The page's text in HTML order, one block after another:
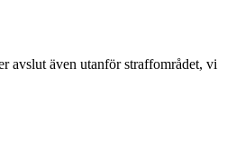
avslut även utanför straffområdet, vi